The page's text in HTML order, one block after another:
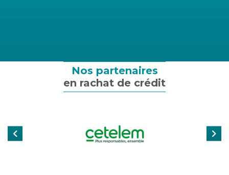
Assurance professionnelle
Qui sommes-nous ?
Nos partenaires
en rachat de crédit